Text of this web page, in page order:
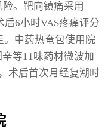
。靶向镇痛采用
6小时VAS疼痛评分
。中药热奄包使用院
等11味药材微波加
术后首次月经复潮时